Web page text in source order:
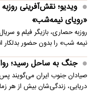
ویدیو؛ نقش‌آفرینی
«رویای نیمه‌شب»
روزبه حصاری، بازیگر فیلم و
نیمه شب» را بدون حضور بدلکار
جنگ به ساحل رسید؛
صیادان جنوب ایران می‌گویند
دریایی، زندگی‌شان بیش از هر